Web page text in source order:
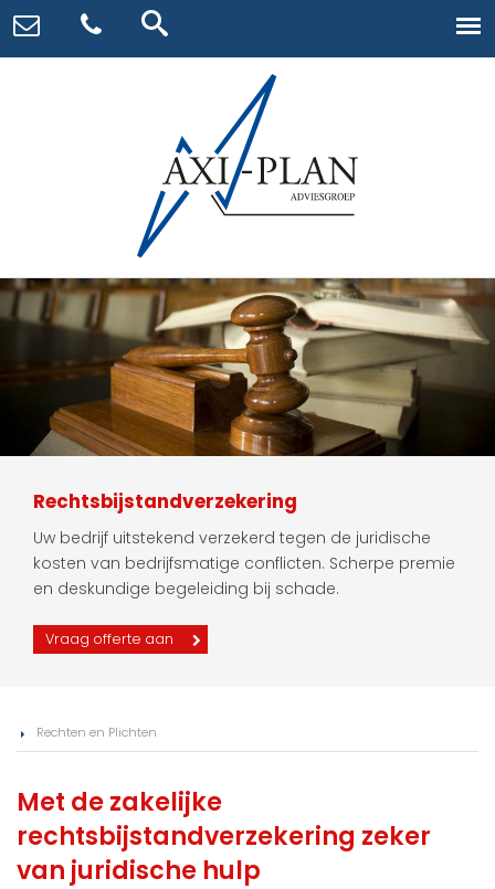
Rechtsbijstandverzekering
Uw bedrijf uitstekend verzekerd tegen de juridische
kosten van bedrijfsmatige conflicten. Scherpe premie
en deskundige begeleiding bij schade.
Vraag offerte aan
Rechten en Plichten
Met de zakelijke
rechtsbijstandverzekering zeker
van juridische hulp